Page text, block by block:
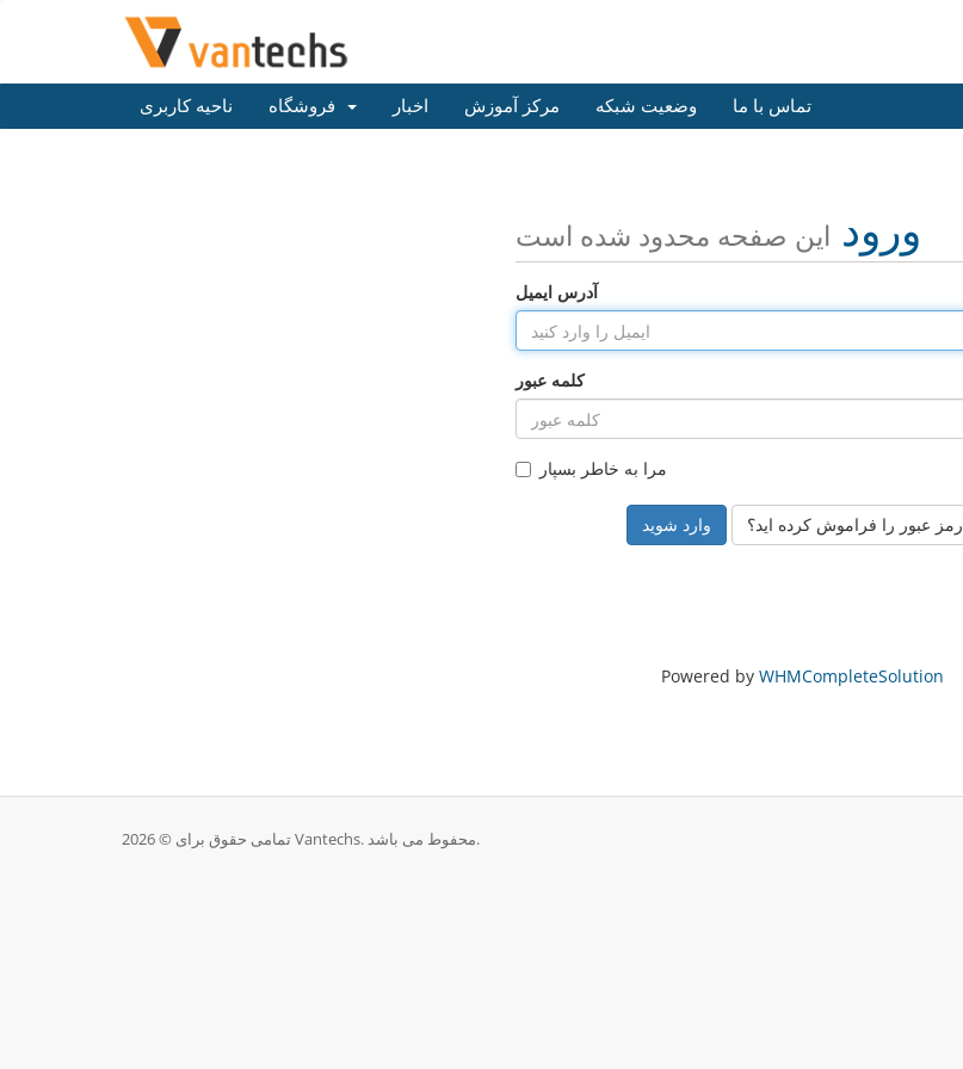
ناحیه کاربری اخبار مرکز آموزش وضعیت شبکه تماس با ما
ورود این صفحه محدود شده است
آدرس ایمیل
کلمه عبور
مرا به خاطر بسپار
رمز عبور را فراموش کرده اید؟
Powered by WHMCompleteSolution
تمامی حقوق برای © 2026 Vantechs. محفوط می باشد.